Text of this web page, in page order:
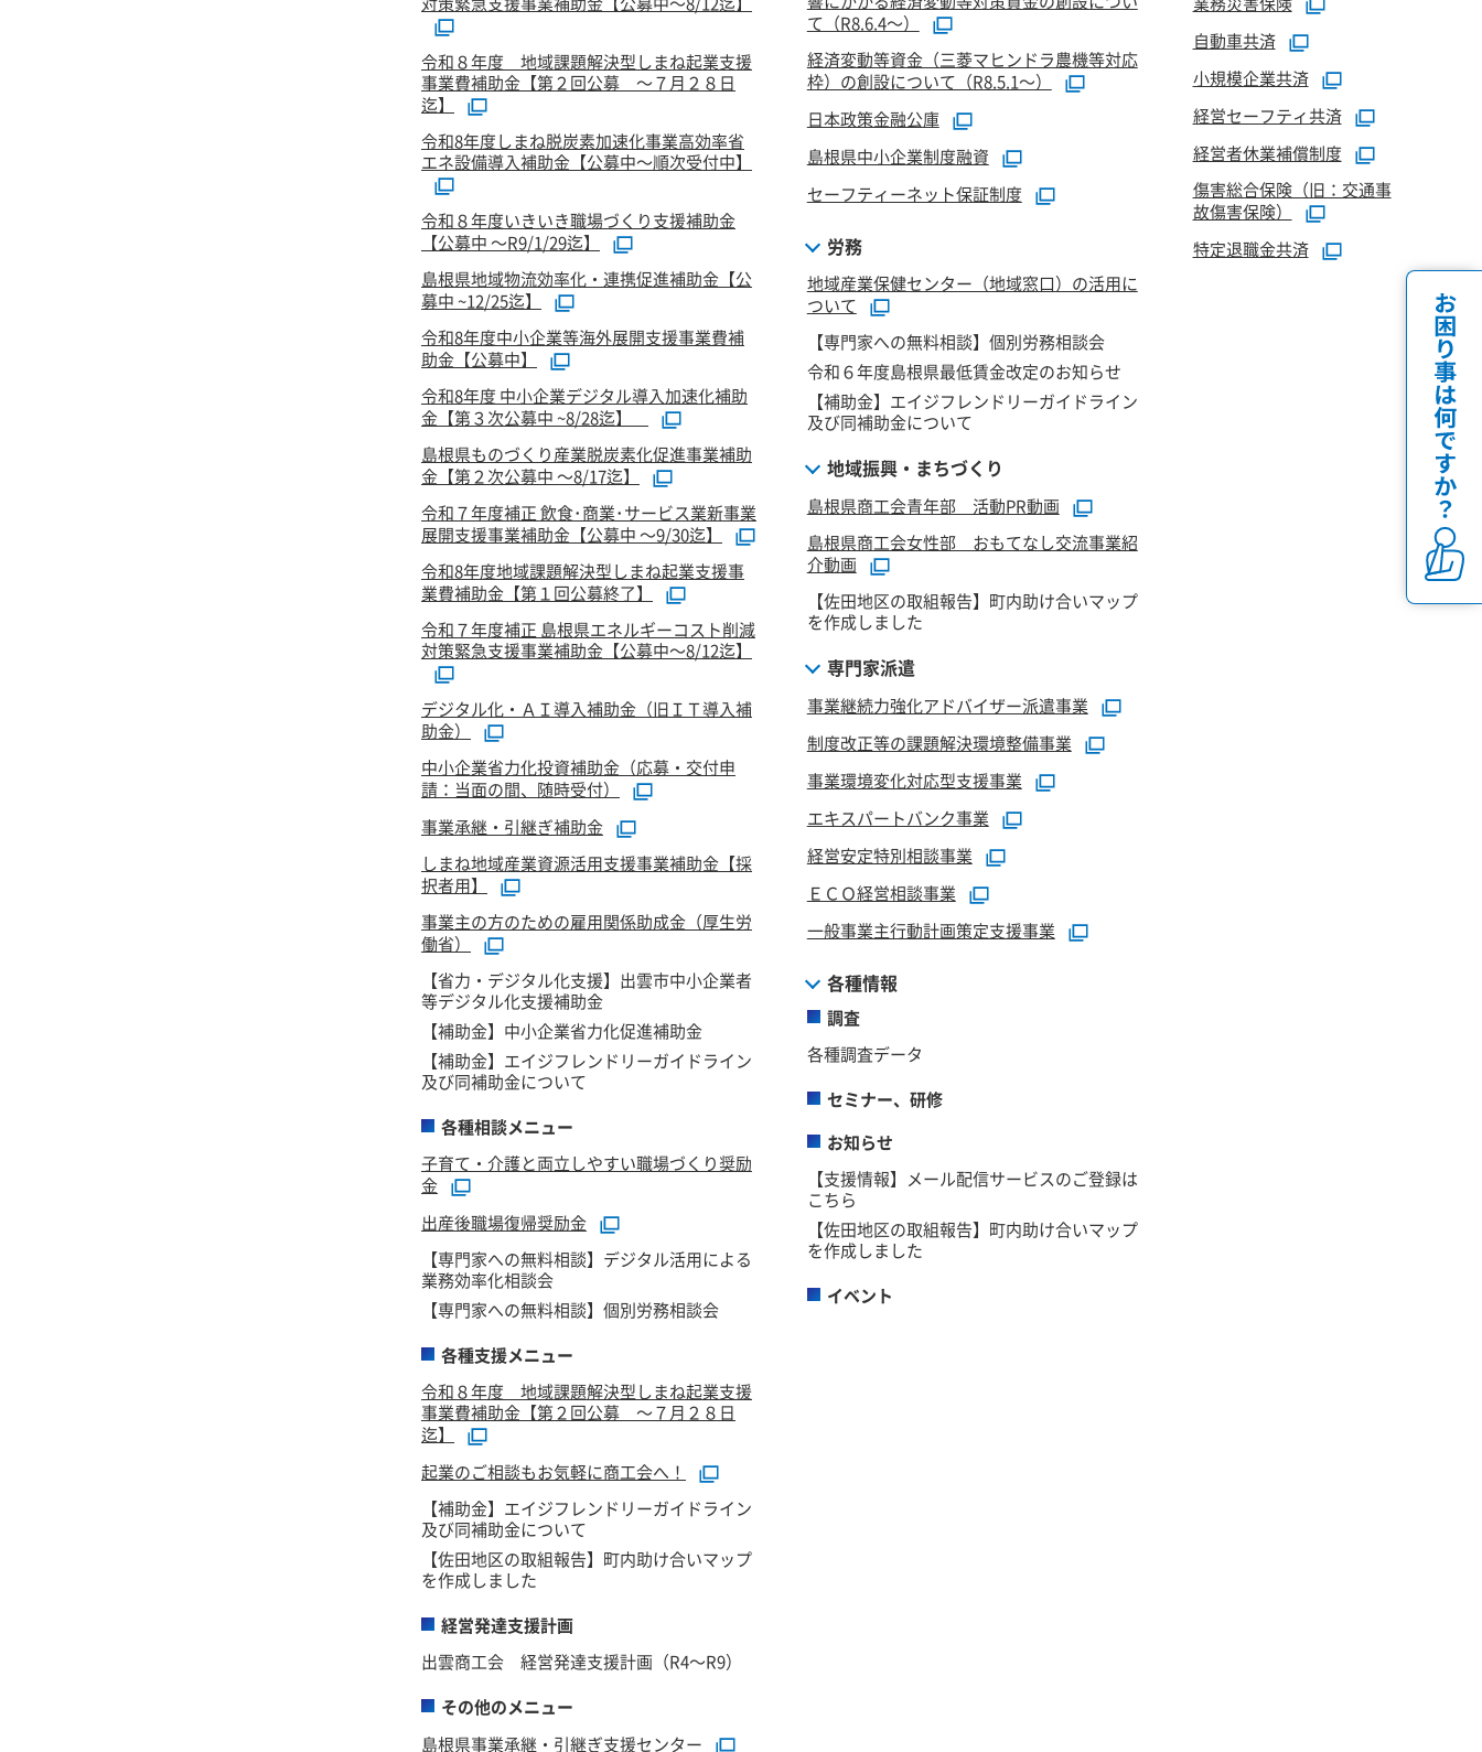
令和８年度 地域課題解決型しまね起業支援
事業費補助金【第２回公募 ～７月２８日
迄】
令和8年度しまね脱炭素加速化事業高効率省
エネ設備導入補助金【公募中～順次受付中】
令和８年度いきいき職場づくり支援補助金
【公募中 ～R9/1/29迄】
島根県地域物流効率化・連携促進補助金【公
募中 ~12/25迄】
令和8年度中小企業等海外展開支援事業費補
助金【公募中】
令和8年度 中小企業デジタル導入加速化補助
金【第３次公募中 ~8/28迄】
島根県ものづくり産業脱炭素化促進事業補助
金【第２次公募中 ～8/17迄】
令和７年度補正 飲食･商業･サービス業新事業
展開支援事業補助金【公募中 ～9/30迄】
令和8年度地域課題解決型しまね起業支援事
業費補助金【第１回公募終了】
令和７年度補正 島根県エネルギーコスト削減
対策緊急支援事業補助金【公募中～8/12迄】
デジタル化・ＡＩ導入補助金（旧ＩＴ導入補
助金）
中小企業省力化投資補助金（応募・交付申
請：当面の間、随時受付）
事業承継・引継ぎ補助金
しまね地域産業資源活用支援事業補助金【採
択者用】
事業主の方のための雇用関係助成金（厚生労
働省）
【省力・デジタル化支援】出雲市中小企業者
等デジタル化支援補助金
【補助金】中小企業省力化促進補助金
【補助金】エイジフレンドリーガイドライン
及び同補助金について
各種相談メニュー
子育て・介護と両立しやすい職場づくり奨励
金
出産後職場復帰奨励金
【専門家への無料相談】デジタル活用による
業務効率化相談会
【専門家への無料相談】個別労務相談会
各種支援メニュー
令和８年度 地域課題解決型しまね起業支援
事業費補助金【第２回公募 ～７月２８日
迄】
起業のご相談もお気軽に商工会へ！
【補助金】エイジフレンドリーガイドライン
及び同補助金について
【佐田地区の取組報告】町内助け合いマップ
を作成しました
経営発達支援計画
出雲商工会 経営発達支援計画（R4～R9）
その他のメニュー
島根県事業承継・引継ぎ支援センター
て（R8.6.4～）
経済変動等資金（三菱マヒンドラ農機等対応
枠）の創設について（R8.5.1～）
日本政策金融公庫
島根県中小企業制度融資
セーフティーネット保証制度
労務
地域産業保健センター（地域窓口）の活用に
ついて
【専門家への無料相談】個別労務相談会
令和６年度島根県最低賃金改定のお知らせ
【補助金】エイジフレンドリーガイドライン
及び同補助金について
地域振興・まちづくり
島根県商工会青年部 活動PR動画
島根県商工会女性部 おもてなし交流事業紹
介動画
【佐田地区の取組報告】町内助け合いマップ
を作成しました
専門家派遣
事業継続力強化アドバイザー派遣事業
制度改正等の課題解決環境整備事業
事業環境変化対応型支援事業
エキスパートバンク事業
経営安定特別相談事業
ＥＣＯ経営相談事業
一般事業主行動計画策定支援事業
各種情報
調査
各種調査データ
セミナー、研修
お知らせ
【支援情報】メール配信サービスのご登録は
こちら
【佐田地区の取組報告】町内助け合いマップ
を作成しました
イベント
自動車共済
小規模企業共済
経営セーフティ共済
経営者休業補償制度
傷害総合保険（旧：交通事
故傷害保険）
特定退職金共済